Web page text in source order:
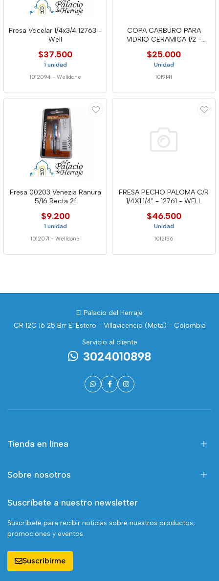
Fresa Vocelar 1/4x3/4 12763 -
Well
$37.500
1 unidad
1012094 - Welldone
COPA CARBURO PARA
VIDRIO CERAMICA 1/2 -
$25.000
Unidad
1019141
Fresa 00203 Venezia Ranura
5/16 Recta 2f
$9.200
1 unidad
1012071 - Welldone
FRESA PECHO PALOMA C/R
1/4X1.1/4" - 12761 - WELL
$46.500
Unidad
1012136
El Palacio del Herraje
CR 12C 16 25 Brr El Estero - Villavicencio (Meta) - Colombia
Servicio al cliente
3024010898
Tienda en línea
Sobre nosotros
Suscríbete a nuestro newsletter
Suscríbete para recibir noticias sobre nuestros productos,
promociones y eventos.
Suscribirme